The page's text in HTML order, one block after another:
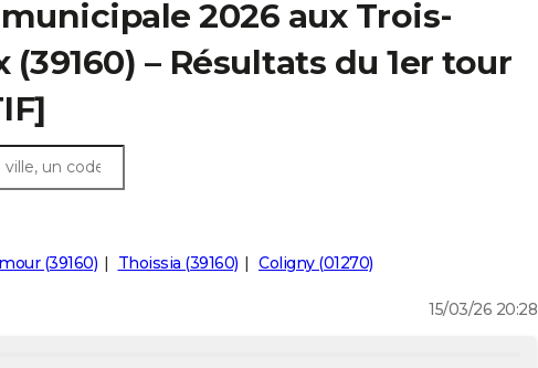
2026 aux Trois-
(39160) – Résultats du 1er tour
(39160) Thoissia (39160) Coligny (01270)
15/03/26 20:28